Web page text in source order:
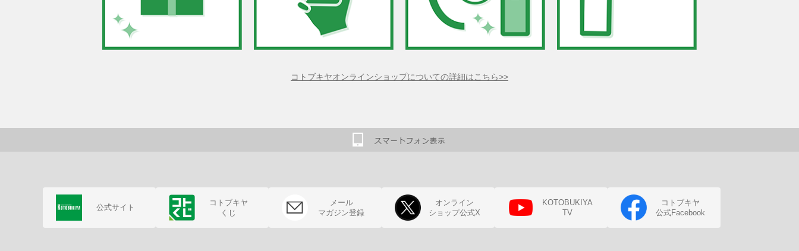
コトブキヤオンラインショップについての詳細はこちら>>
公式サイト
コトブキヤ
くじ
メール
マガジン登録
オンライン
ショップ公式X
KOTOBUKIYA
TV
コトブキヤ
公式Facebook